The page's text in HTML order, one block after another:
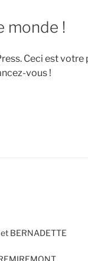
monde !
Ceci est
vous !
BERNADETTE